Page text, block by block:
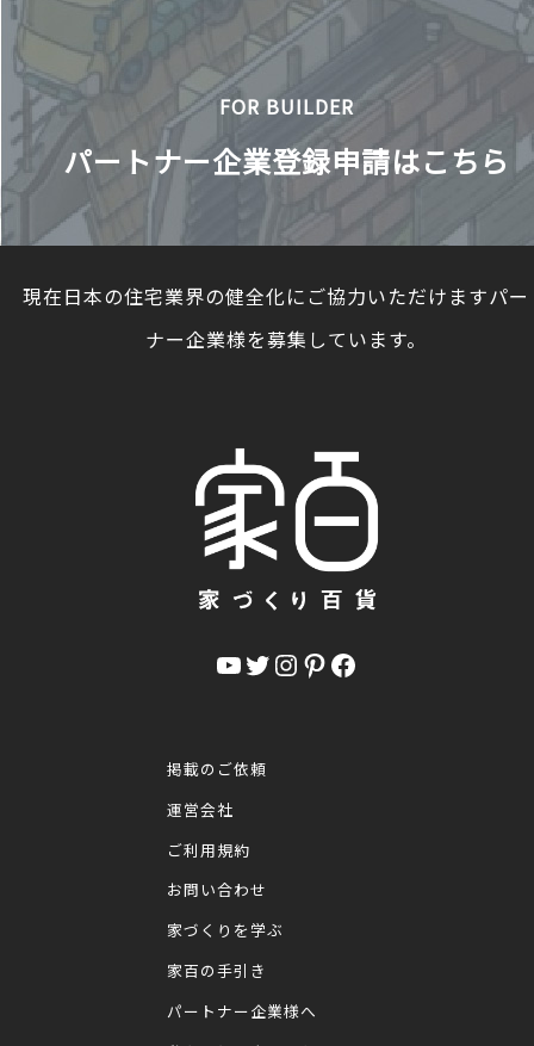
FOR BUILDER
パートナー企業登録申請はこちら
現在日本の住宅業界の健全化にご協力いただけますパ
ナー企業様を募集しています。
YouTube Twitter InstagramPinterest Facebook
掲載のご依頼
運営会社
ご利用規約
お問い合わせ
家づくりを学ぶ
家百の手引き
パートナー企業様へ